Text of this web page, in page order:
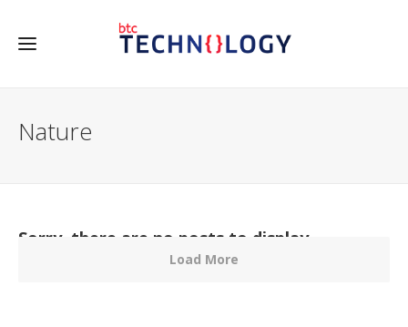
Nature
Sorry, there are no posts to display.
Load More